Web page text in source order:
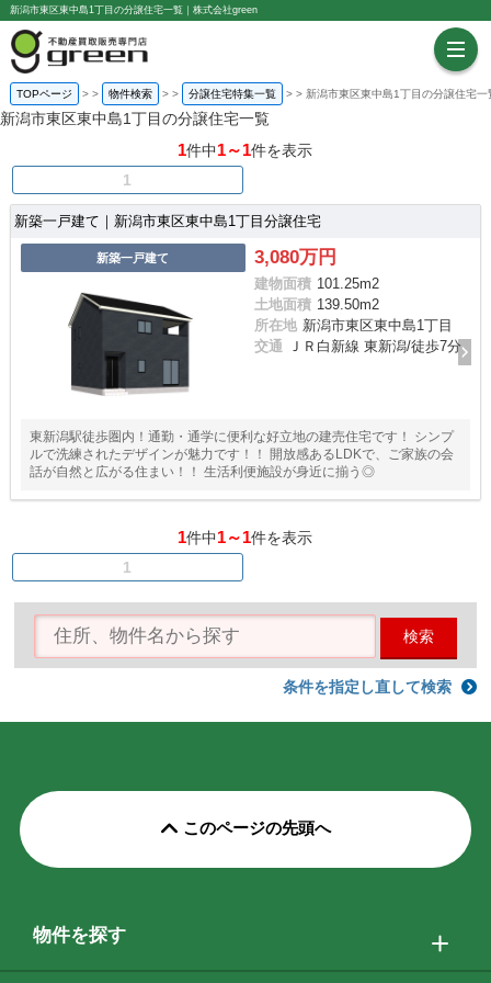
新潟市東区東中島1丁目の分譲住宅一覧｜株式会社green
TOPページ > 物件検索 > 分譲住宅特集一覧 > 新潟市東区東中島1丁目の分譲住宅一
新潟市東区東中島1丁目の分譲住宅一覧
1件中1～1件を表示
1
新築一戸建て｜新潟市東区東中島1丁目分譲住宅
新築一戸建て 3,080万円
建物面積 101.25m2
土地面積 139.50m2
所在地 新潟市東区東中島1丁目
交通 ＪＲ白新線 東新潟/徒歩7分
東新潟駅徒歩圏内！通勤・通学に便利な好立地の建売住宅です！ シンプ
ルで洗練されたデザインが魅力です！！ 開放感あるLDKで、ご家族の会
話が自然と広がる住まい！！ 生活利便施設が身近に揃う◎
1件中1～1件を表示
1
検索
条件を指定し直して検索
このページの先頭へ
物件を探す